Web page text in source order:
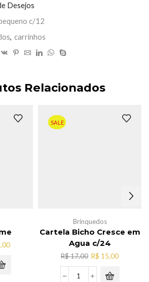
Desejos
c/12
, carrinhos
Relacionados
O
SALE
Brinquedos
Cartela Bicho Cresce em
Agua c/24
R$17,00 O
preço
original
R$ 15,00O
Cartela